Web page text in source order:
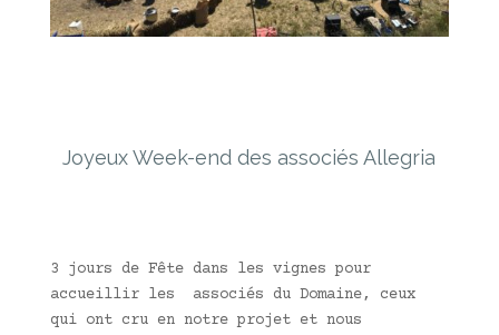
Joyeux Week-end des associés Allegria
3 jours de Fête dans les vignes pour
accueillir les associés du Domaine, ceux
qui ont cru en notre projet et nous